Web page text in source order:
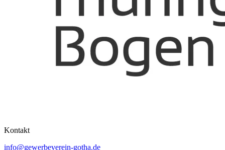
Kontakt
info@gewerbeverein-gotha.de